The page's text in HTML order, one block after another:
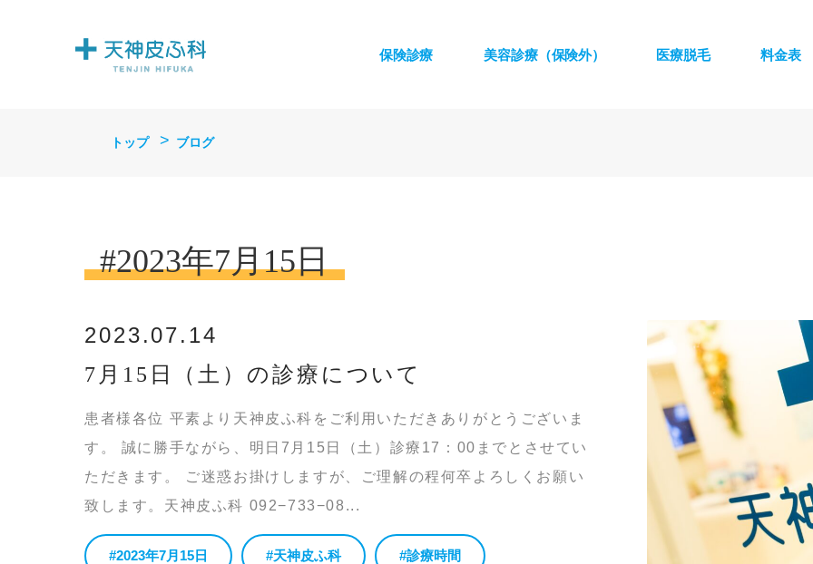
保険診療 美容診療（保険外） 医療脱毛 料金表
トップ ブログ
#2023年7月15日
2023.07.14
7月15日（土）の診療について
患者様各位 平素より天神皮ふ科をご利用いただきありがとうございま
す。 誠に勝手ながら、明日7月15日（土）診療17：00までとさせてい
ただきます。 ご迷惑お掛けしますが、ご理解の程何卒よろしくお願い
致します。天神皮ふ科 092−733−08...
#2023年7月15日 #天神皮ふ科 #診療時間